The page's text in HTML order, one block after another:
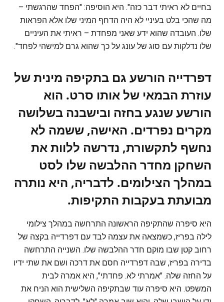
בחיים לא ראיתי דבר כזה". היא הוסיפה: "הפחד שהרגשתי –
מה שהכי בלט בעיניי לא היה הדחף המיני שלו אלא הפראות
שלו. העובדה שהוא ידע שאני מפחדת – ראיתי את העיניים
שלו נדלקות עם סוג של עונג על כך שהוא גרם למישהי לפחד".
דפרדייה הורשע גם בתקיפה מינית של
עוזרת הבמאי של אותו סרט. הוא
הורשע שנגע בחזה ובישבנה בשלושה
מקרים נפרדים. האישה, ששמה לא
נחשף לתקשורת, נדרשה ללוות את
השחקן מחדר ההלבשה שלו לסט
במהלך הצילומים. לדבריה, היא נותרה
מבועתת בעקבות התקיפות.
היא סיפרה שהתקיפה הראשונה התרחשה במהלך צילומי
לילה בפריז, כשמצאה את עצמה לבד עם דפרדייה בקצה של
רחוב קטן שבו מוקם חדר ההלבשה שלו. השנייה התרחשה
בדירה בפריז, שבה דפרדייה חסם את דרכה ושם את שתי ידיו
על החזה שלה. "אמרתי לא. פחדתי", היא אמרה לבית
המשפט. היא סיפרה עוד שבתקיפה השלישית הוא הניח את